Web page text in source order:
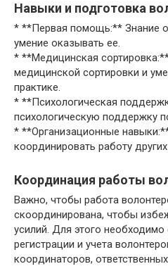
Навыки и подготовка
* **Первая помощь:** Знание
умение оказывать ее.
* **Медицинская
медицинской сортировки и
практике.
* **Психологическая
психологическую поддержку
* **Организационные
координировать работу
Координация работы
Важно, чтобы работа
скоординирована, чтобы
усилий. Для этого необходимо
регистрации и учета
координаторов,